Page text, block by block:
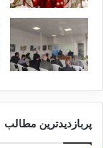
پربازدیدترین مطالب